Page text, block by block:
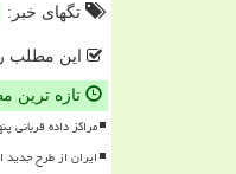
تگهای خبر:
این مطلب
تازه ترین
مراکز داده قربانی
ایران از طرح